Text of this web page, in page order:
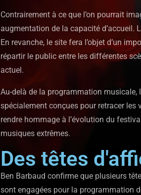
Contrairement à ce que l’on pourrait
augmentation de la capacité d’accueil.
En revanche, le site fera l’objet d’un
répartir le public entre les différentes
actuel.
Au-delà de la programmation
spécialement conçues pour retracer les
rendre hommage à l’évolution du
musiques extrêmes.
Des têtes
Ben Barbaud confirme que plusieurs
sont engagées pour la programmation